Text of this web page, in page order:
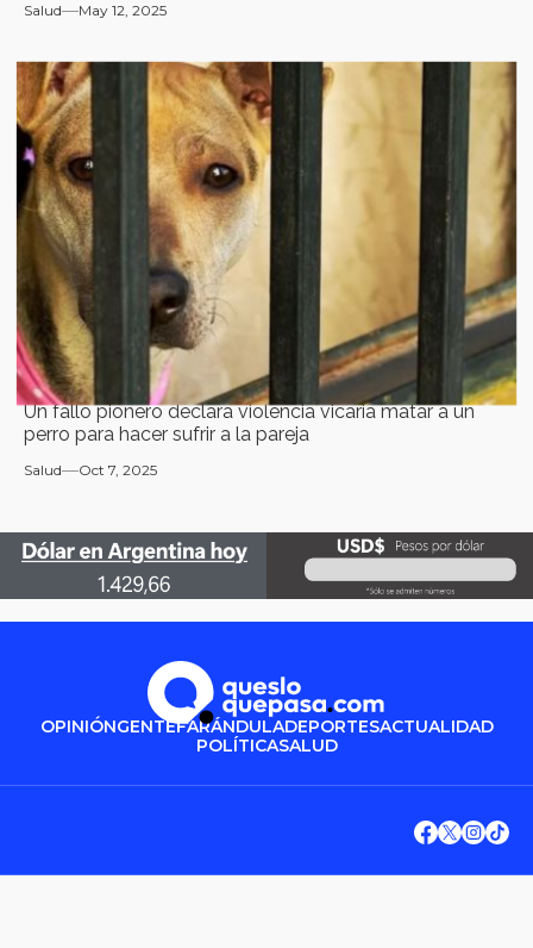
Salud May 12, 2025
Un fallo pionero declara violencia vicaria matar a un
perro para hacer sufrir a la pareja
Salud Oct 7, 2025
OPINIÓNGENTEFARÁNDULADEPORTESACTUALIDAD
POLÍTICASALUD